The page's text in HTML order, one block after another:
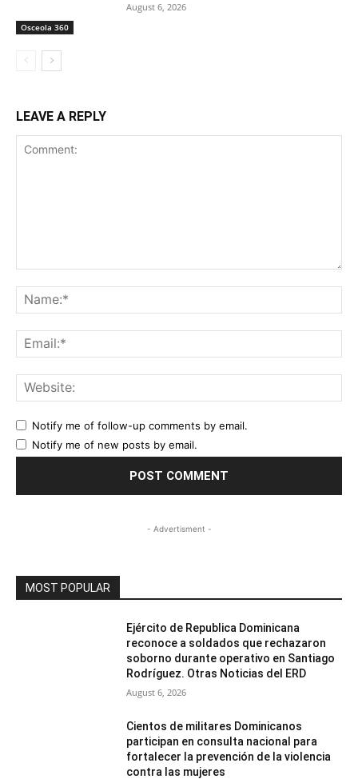
Osceola 360
August 6, 2026
LEAVE A REPLY
Notify me of follow-up comments by email.
Notify me of new posts by email.
- Advertisment -
MOST POPULAR
Ejército de Republica Dominicana
reconoce a soldados que rechazaron
soborno durante operativo en Santiago
Rodríguez. Otras Noticias del ERD
August 6, 2026
Cientos de militares Dominicanos
participan en consulta nacional para
fortalecer la prevención de la violencia
contra las mujeres